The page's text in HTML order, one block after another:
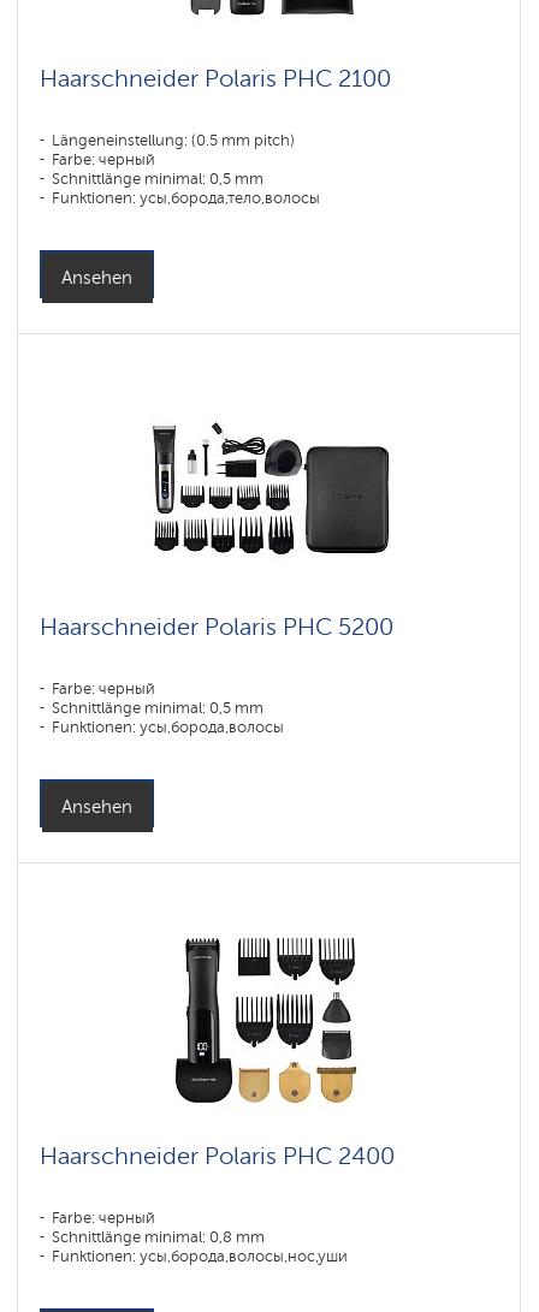
Haarschneider Polaris PHC 2100
Längeneinstellung: (0.5 mm pitch)
Farbe: черный
Schnittlänge minimal: 0,5 mm
Funktionen: усы,борода,тело,волосы
Ansehen
Haarschneider Polaris PHC 5200
Farbe: черный
Schnittlänge minimal: 0,5 mm
Funktionen: усы,борода,волосы
Ansehen
Haarschneider Polaris PHC 2400
Farbe: черный
Schnittlänge minimal: 0,8 mm
Funktionen: усы,борода,волосы,нос,уши